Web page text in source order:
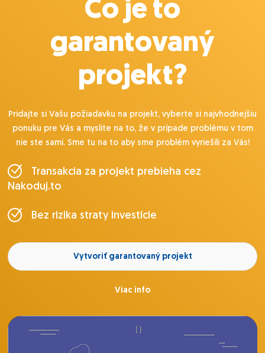
Čo je to
garantovaný
projekt?
Pridajte si Vašu požiadavku na projekt, vyberte si najvhodnejšiu
ponuku pre Vás a myslite na to, že v prípade problému v tom
nie ste sami. Sme tu na to aby sme problém vyriešili za Vás!
Transakcia za projekt prebieha cez
Nakoduj.to
Bez rizika straty investície
Vytvoriť garantovaný projekt
Viac info